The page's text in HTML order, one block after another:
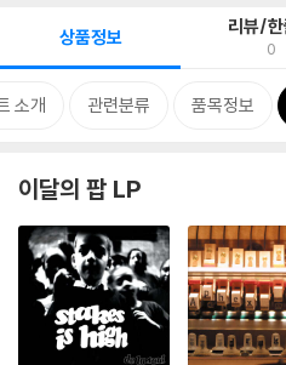
상품정보 리뷰/한
0
소개 관련분류 품목정보
이달의 팝 LP